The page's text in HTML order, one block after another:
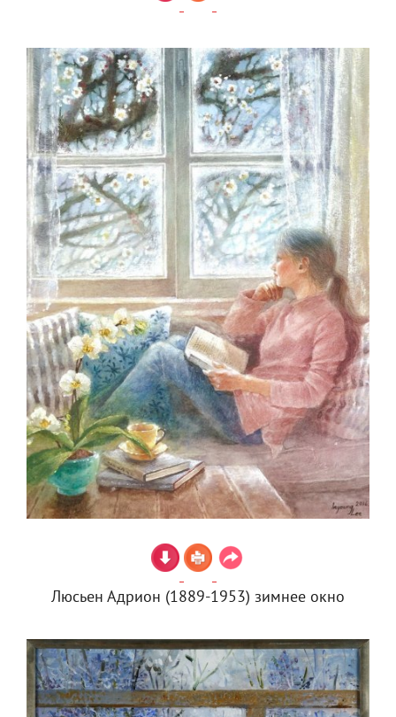
Люсьен Адрион (1889-1953) зимнее окно